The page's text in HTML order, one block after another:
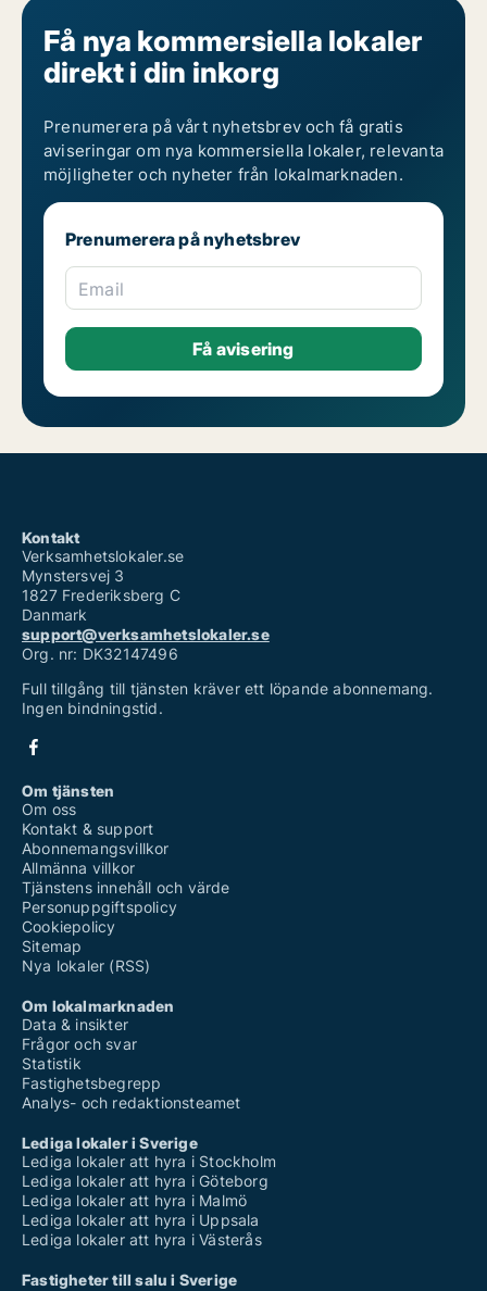
Få nya kommersiella lokaler
direkt i din inkorg
Prenumerera på vårt nyhetsbrev och få gratis
aviseringar om nya kommersiella lokaler, relevanta
möjligheter och nyheter från lokalmarknaden.
Prenumerera på nyhetsbrev
Email
Kontakt
Verksamhetslokaler.se
Mynstersvej 3
1827 Frederiksberg C
Danmark
support@verksamhetslokaler.se
Org. nr: DK32147496
Full tillgång till tjänsten kräver ett löpande abonnemang.
Ingen bindningstid.
Om tjänsten
Om oss
Kontakt & support
Abonnemangsvillkor
Allmänna villkor
Tjänstens innehåll och värde
Personuppgiftspolicy
Cookiepolicy
Sitemap
Nya lokaler (RSS)
Om lokalmarknaden
Data & insikter
Frågor och svar
Statistik
Fastighetsbegrepp
Analys- och redaktionsteamet
Lediga lokaler i Sverige
Lediga lokaler att hyra i Stockholm
Lediga lokaler att hyra i Göteborg
Lediga lokaler att hyra i Malmö
Lediga lokaler att hyra i Uppsala
Lediga lokaler att hyra i Västerås
Fastigheter till salu i Sverige